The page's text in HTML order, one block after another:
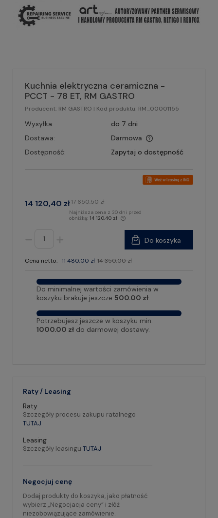
Kuchnia elektryczna ceramiczna -
PCCT - 78 ET, RM GASTRO
Producent: RM GASTRO | Kod produktu: RM_00001155
Wysyłka:
do 7 dni
Dostawa:
Darmowa
Dostępność:
Zapytaj o dostępność
14 120,40 zł17 650,50 zł
Najniższa cena z 30 dni przed
obniżką: 14 120,40 zł
Cena netto: 11 480,00 zł 14 350,00 zł
Do koszyka
Do minimalnej wartości zamówienia w
koszyku brakuje jeszcze 500.00 zł.
Potrzebujesz jeszcze w koszyku min.
1000.00 zł do darmowej dostawy.
Raty / Leasing
Raty
Szczegóły procesu zakupu ratalnego
TUTAJ
Leasing
Szczegóły leasingu TUTAJ
Negocjuj cenę
Dodaj produkty do koszyka, jako płatność
wybierz „Negocjacja ceny” i złóż
niezobowiązujące zamówienie.